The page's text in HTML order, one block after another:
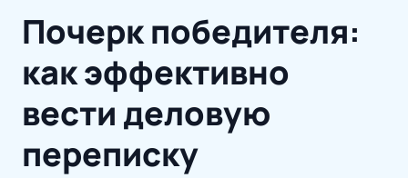
Почерк победителя:
как эффективно
вести деловую
переписку